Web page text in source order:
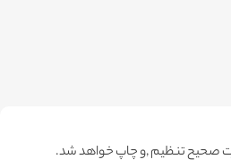
صحیح تنظیم ,و چاپ خواهد شد.